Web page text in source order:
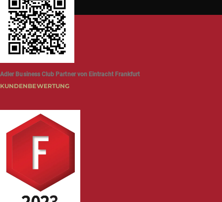
Adler Business Club Partner von Eintracht Frankfurt
KUNDENBEWERTUNG